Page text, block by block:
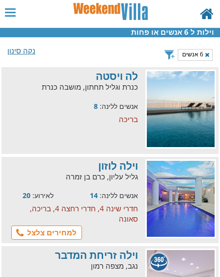
וילות ל 6 אנשים או פחות
נקה סינון
6 אנשים
לה ויסטה
כנרת וגליל תחתון, מושבה כנרת
אנשים ללינה: 8
בריכה
וילה לוזון
גליל עליון, כרם בן זמרה
אנשים ללינה: 14 לאירוע: 20
חדרי שינה 4, חדרי רחצה 4, בריכה,
סאונה
למחירים צלצל
וילה זריחת המדבר
נגב, מצפה רמון